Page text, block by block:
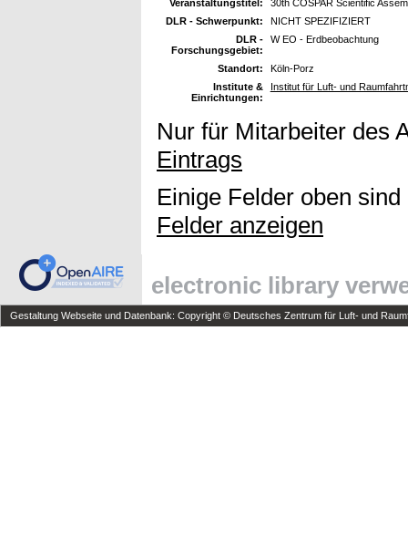
Veranstaltungstitel:
30th COSPAR Scientific
DLR - Schwerpunkt:
NICHT SPEZIFIZIERT
DLR -
Forschungsgebiet:
W EO - Erdbeobachtung
Standort:
Köln-Porz
Institute &
Einrichtungen:
Institut für Luft- und
Nur für Mitarbeiter des
Eintrags
Einige Felder oben
Felder anzeigen
electronic library
Gestaltung Webseite und Datenbank: Copyright © Deutsches Zentrum für Luft- und